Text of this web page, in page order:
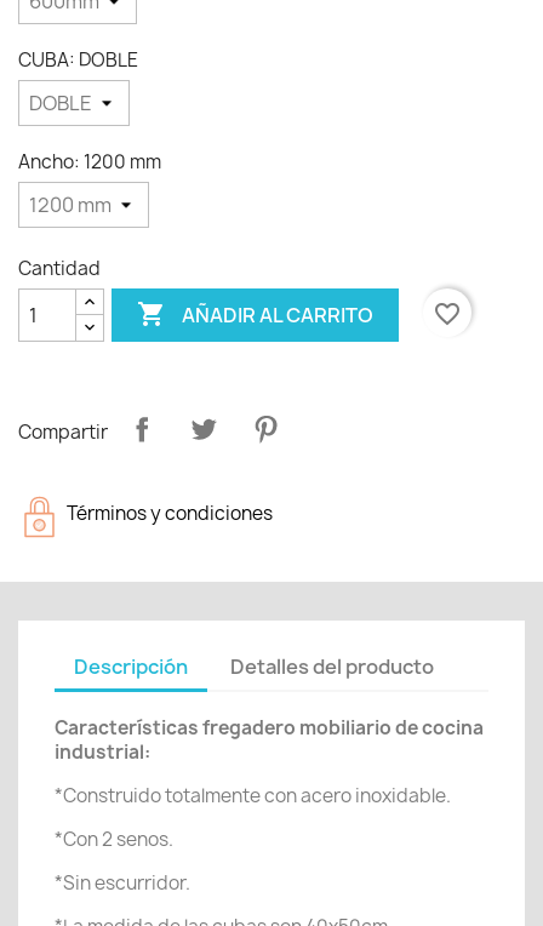
CUBA: DOBLE
Ancho: 1200 mm
Cantidad
 AÑADIR AL CARRITO favorite_border
Compartir
Términos y condiciones
Descripción Detalles del producto
Características fregadero mobiliario de cocina
industrial:
*Construido totalmente con acero inoxidable.
*Con 2 senos.
*Sin escurridor.